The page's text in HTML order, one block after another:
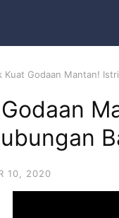
Kuat Godaan Mantan!
10, 2020